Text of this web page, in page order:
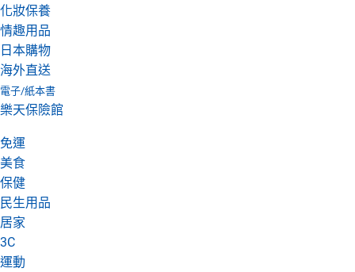
化妝保養
情趣用品
日本購物
海外直送
電子/紙本書
樂天保險館
免運
美食
保健
民生用品
居家
3C
運動